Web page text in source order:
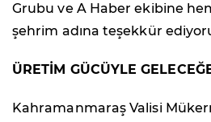
Grubu ve A Haber ekibine
şehrim adına teşekkür
ÜRETİM GÜCÜYLE
Kahramanmaraş Valisi